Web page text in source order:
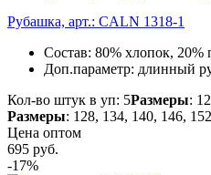
Рубашка, арт.: CALN 1318-1
Состав: 80% хлопок, 20%
Доп.параметр: длинный
Кол-во штук в уп: 5Размеры:
Размеры: 128, 134, 140, 146, 152
Цена оптом
695 руб.
-17%